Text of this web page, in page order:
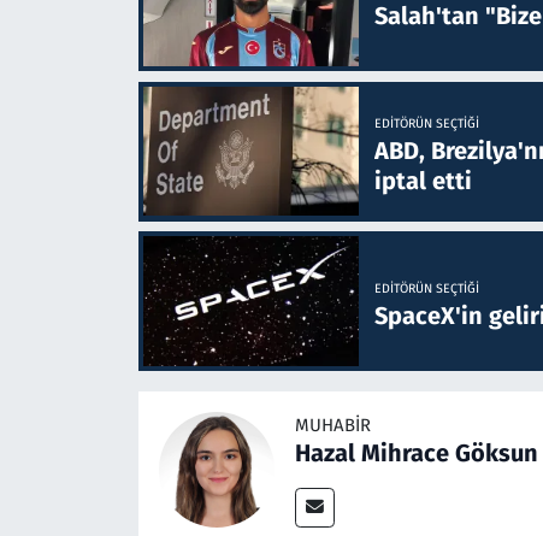
Salah'tan
EDITÖRÜN SEÇTIĞI
ABD,
iptal etti
EDITÖRÜN SEÇTIĞI
SpaceX'in
MUHABIR
Hazal Mihrace Göksun